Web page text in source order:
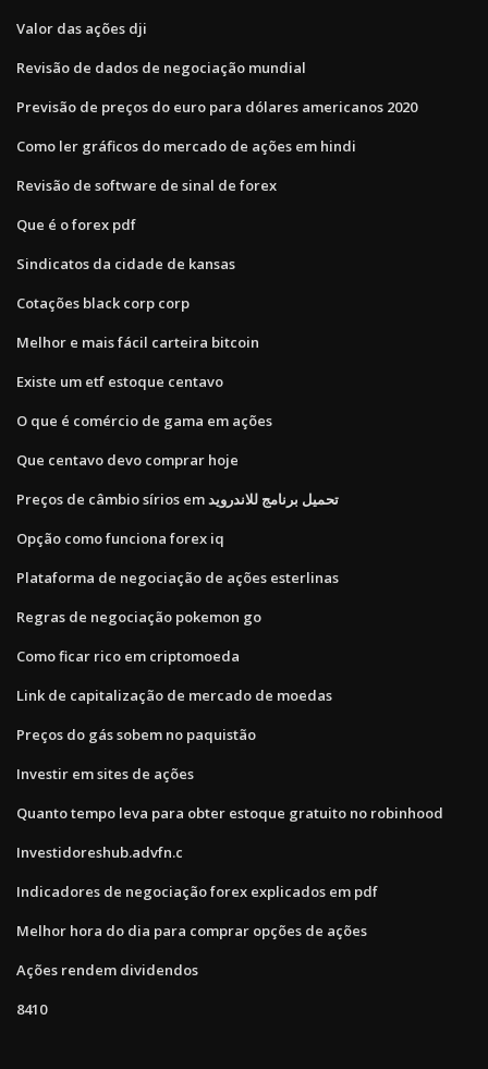
Valor das ações dji
Revisão de dados de negociação mundial
Previsão de preços do euro para dólares americanos 2020
Como ler gráficos do mercado de ações em hindi
Revisão de software de sinal de forex
Que é o forex pdf
Sindicatos da cidade de kansas
Cotações black corp corp
Melhor e mais fácil carteira bitcoin
Existe um etf estoque centavo
O que é comércio de gama em ações
Que centavo devo comprar hoje
Preços de câmbio sírios em تحميل برنامج للاندرويد
Opção como funciona forex iq
Plataforma de negociação de ações esterlinas
Regras de negociação pokemon go
Como ficar rico em criptomoeda
Link de capitalização de mercado de moedas
Preços do gás sobem no paquistão
Investir em sites de ações
Quanto tempo leva para obter estoque gratuito no robinhood
Investidoreshub.advfn.c
Indicadores de negociação forex explicados em pdf
Melhor hora do dia para comprar opções de ações
Ações rendem dividendos
8410